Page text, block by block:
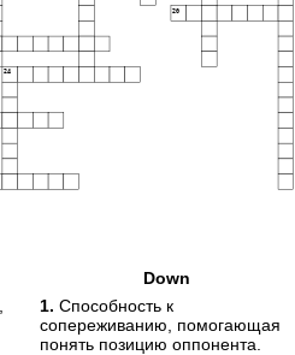
20
24
Down
1. Способность к
сопереживанию, помогающая
понять позицию оппонента.